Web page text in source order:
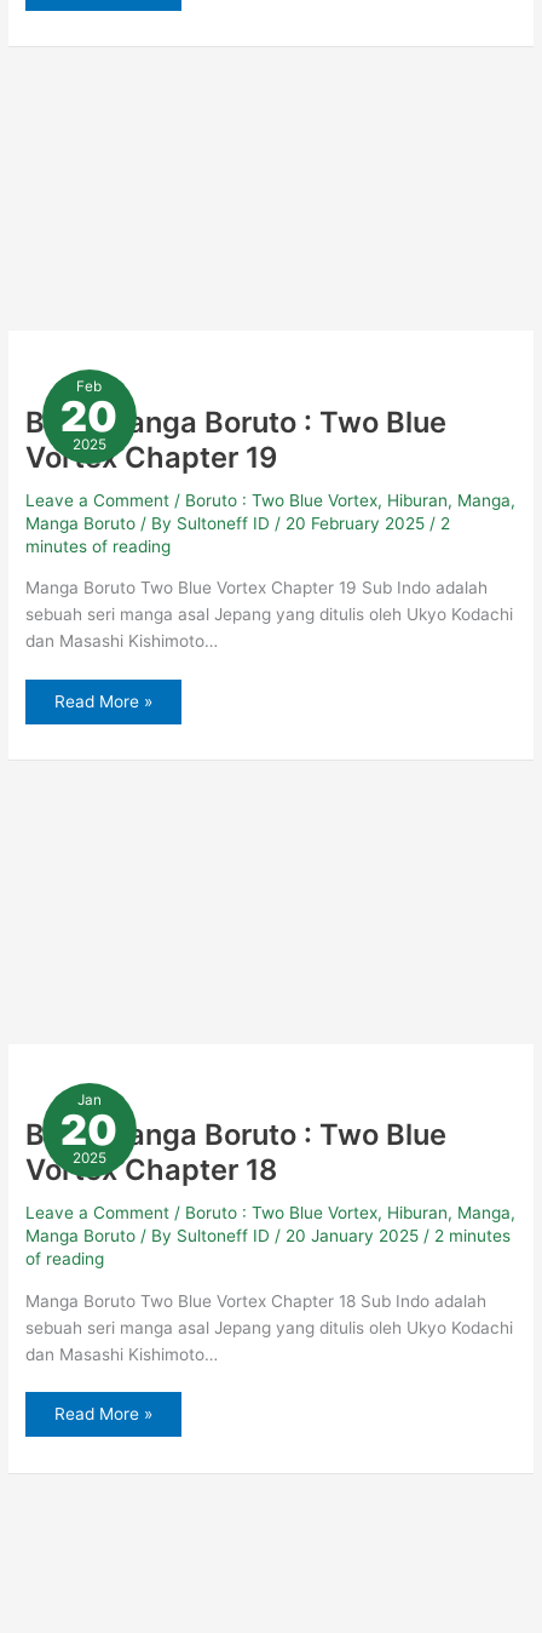
Feb
20
2025
Baca Manga Boruto : Two Blue
Vortex Chapter 19
Leave a Comment / Boruto : Two Blue Vortex, Hiburan, Manga,
Manga Boruto / By Sultoneff ID / 20 February 2025 / 2
minutes of reading
Manga Boruto Two Blue Vortex Chapter 19 Sub Indo adalah
sebuah seri manga asal Jepang yang ditulis oleh Ukyo Kodachi
dan Masashi Kishimoto…
Manga
Boruto
Two
Blue
Vortex
Chapter
Read More »
Jan
20
2025
Baca Manga Boruto : Two Blue
Vortex Chapter 18
Leave a Comment / Boruto : Two Blue Vortex, Hiburan, Manga,
Manga Boruto / By Sultoneff ID/ 20 January 2025/ 2 minutes
of reading
Manga Boruto Two Blue Vortex Chapter 18 Sub Indo adalah
sebuah seri manga asal Jepang yang ditulis oleh Ukyo Kodachi
dan Masashi Kishimoto…
Manga
Boruto
Two
Blue
Vortex
Chapter
Read More »